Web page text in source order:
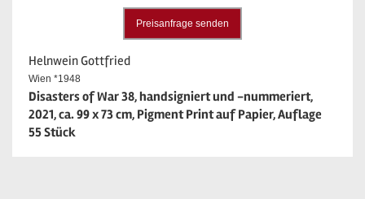
Preisanfrage senden
Helnwein Gottfried
Wien *1948
Disasters of War 38, handsigniert und -nummeriert,
2021, ca. 99 x 73 cm, Pigment Print auf Papier, Auflage
55 Stück